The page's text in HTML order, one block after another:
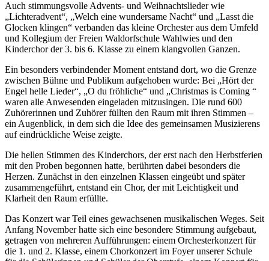
Auch stimmungsvolle Advents- und Weihnachtslieder wie
„Lichteradvent“, „Welch eine wundersame Nacht“ und „Lasst die
Glocken klingen“ verbanden das kleine Orchester aus dem Umfeld
und Kollegium der Freien Waldorfschule Wahlwies und den
Kinderchor der 3. bis 6. Klasse zu einem klangvollen Ganzen.
Ein besonders verbindender Moment entstand dort, wo die Grenze
zwischen Bühne und Publikum aufgehoben wurde: Bei „Hört der
Engel helle Lieder“, „O du fröhliche“ und „Christmas is Coming “
waren alle Anwesenden eingeladen mitzusingen. Die rund 600
Zuhörerinnen und Zuhörer füllten den Raum mit ihren Stimmen –
ein Augenblick, in dem sich die Idee des gemeinsamen Musizierens
auf eindrückliche Weise zeigte.
Die hellen Stimmen des Kinderchors, der erst nach den Herbstferien
mit den Proben begonnen hatte, berührten dabei besonders die
Herzen. Zunächst in den einzelnen Klassen eingeübt und später
zusammengeführt, entstand ein Chor, der mit Leichtigkeit und
Klarheit den Raum erfüllte.
Das Konzert war Teil eines gewachsenen musikalischen Weges. Seit
Anfang November hatte sich eine besondere Stimmung aufgebaut,
getragen von mehreren Aufführungen: einem Orchesterkonzert für
die 1. und 2. Klasse, einem Chorkonzert im Foyer unserer Schule